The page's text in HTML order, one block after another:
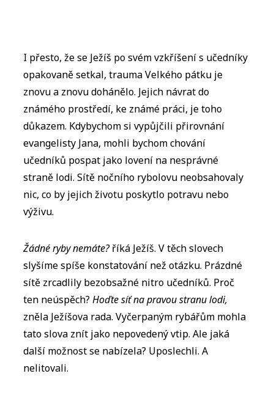
I přesto, že se Ježíš po svém vzkříšení s učedníky
opakovaně setkal, trauma Velkého pátku je
znovu a znovu dohánělo. Jejich návrat do
známého prostředí, ke známé práci, je toho
důkazem. Kdybychom si vypůjčili přirovnání
evangelisty Jana, mohli bychom chování
učedníků pospat jako lovení na nesprávné
straně lodi. Sítě nočního rybolovu neobsahovaly
nic, co by jejich životu poskytlo potravu nebo
výživu.
Žádné ryby nemáte?říká Ježíš. V těch slovech
slyšíme spíše konstatování než otázku. Prázdné
sítě zrcadlily bezobsažné nitro učedníků. Proč
ten neúspěch?Hoďte síť na pravou stranu lodi,
zněla Ježíšova rada. Vyčerpaným rybářům mohla
tato slova znít jako nepovedený vtip. Ale jaká
další možnost se nabízela? Uposlechli. A
nelitovali.